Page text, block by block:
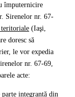
împuternicire
Sirenelor nr. 67-
teritoriale (Iaşi,
doresc să
le vor expedia
nr. 67-69,
acte:
parte integrantă din